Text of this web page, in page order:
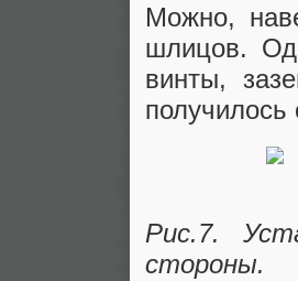
Можно,
шлицов.
винты,
Рис.7.
стороны.